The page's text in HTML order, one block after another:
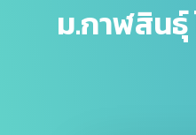
ม.กาฬสินธุ์